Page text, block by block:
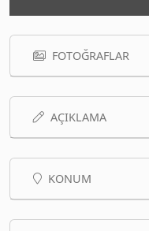
FOTOĞRAFLAR
AÇIKLAMA
KONUM